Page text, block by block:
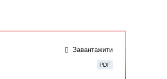
Завантажити
PDF